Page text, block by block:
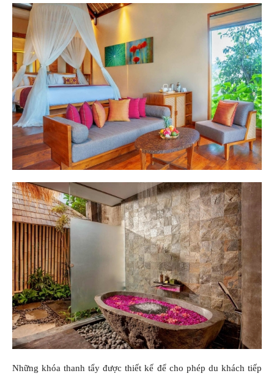
Những khóa thanh tẩy được thiết kế để cho phép du khách tiếp